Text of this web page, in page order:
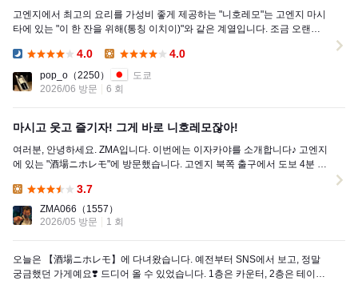
고엔지에서 최고의 요리를 가성비 좋게 제공하는 "니호레모"는 고엔지 마시
타에 있는 "이 한 잔을 위해(통칭 이치이)"와 같은 계열입니다. 조금 오랜만
4.0 4.0
pop_o （2250）
도쿄
2026/06 방문
6 회
마시고 웃고 즐기자! 그게 바로 니호레모잖아!
여러분, 안녕하세요. ZMA입니다. 이번에는 이자카야를 소개합니다♪ 고엔지
에 있는 "酒場ニホレモ"에 방문했습니다. 고엔지 북쪽 출구에서 도보 4분 거
3.7
ZMA066 （1557）
2026/05 방문
1 회
오늘은 【酒場ニホレモ】에 다녀왔습니다. 예전부터 SNS에서 보고, 정말
궁금했던 가게예요❣️ 드디어 올 수 있었습니다. 1층은 카운터, 2층은 테이블